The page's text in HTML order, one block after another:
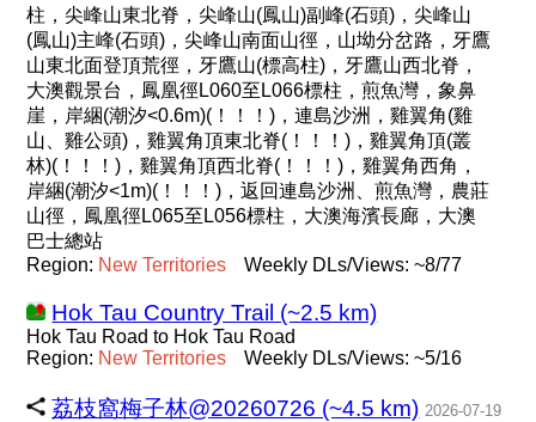
柱，尖峰山東北脊，尖峰山(鳳山)副峰(石頭)，尖峰山
(鳳山)主峰(石頭)，尖峰山南面山徑，山坳分岔路，牙鷹
山東北面登頂荒徑，牙鷹山(標高柱)，牙鷹山西北脊，
大澳觀景台，鳳凰徑L060至L066標柱，煎魚灣，象鼻
崖，岸綑(潮汐<0.6m)(！！！)，連島沙洲，雞翼角(雞
山、雞公頭)，雞翼角頂東北脊(！！！)，雞翼角頂(叢
林)(！！！)，雞翼角頂西北脊(！！！)，雞翼角西角，
岸綑(潮汐<1m)(！！！)，返回連島沙洲、煎魚灣，農莊
山徑，鳳凰徑L065至L056標柱，大澳海濱長廊，大澳
巴士總站
Region: New Territories Weekly DLs/Views: ~8/77
Hok Tau Country Trail (~2.5 km)
Hok Tau Road to Hok Tau Road
Region: New Territories Weekly DLs/Views: ~5/16
荔枝窩梅子林@20260726 (~4.5 km) 2026-07-19